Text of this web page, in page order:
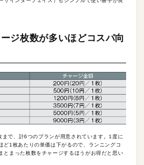
ージ枚数が多いほどコスパ向
で、計6つのプランが用意されています。1度に
ど1枚あたりの単価は下がるので、ランニングコ
とまった枚数をチャージするほうがお得だと思い